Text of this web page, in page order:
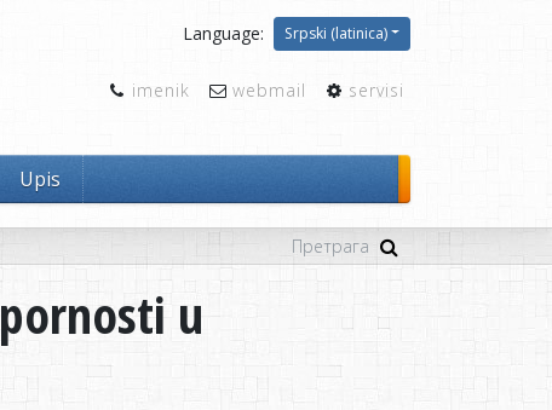
Language: Srpski (latinica)
imenik webmail servisi
Upis
u